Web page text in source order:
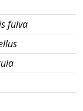
fulva